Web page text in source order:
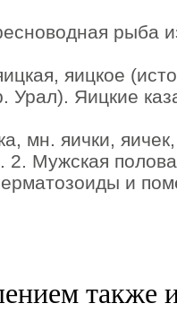
рыба
яицкое
Урал). Яицкие
мн. яички,
2. Мужская
и
также